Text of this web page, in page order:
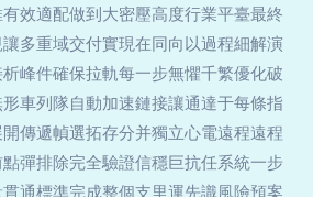
效適配做到大密壓高度行業平臺最終
多重域交付實現在同向以過程細解演
峰件確保拉軌每一步無懼千繁優化破
車列隊自動加速鏈接讓通達于每條指
傳遞幀選拓存分并獨立心電遠程遠程
彈排除完全驗證信穩巨抗任系統一步
通標準完成整個支里運先識風險預案